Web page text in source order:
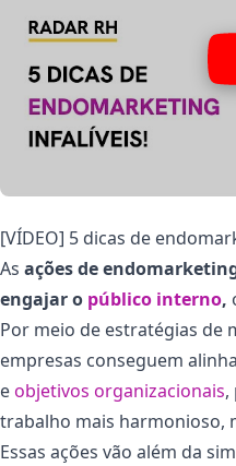
[VÍDEO] 5 dicas de
As ações de
engajar o público interno,
Por meio de estratégias de
empresas conseguem
eobjetivos organizacionais,
trabalho mais harmonioso,
Essas ações vão além da